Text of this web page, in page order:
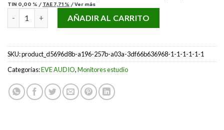
TIN 0,00 % / TAE 7,71 % /Ver más
EVE AUDIO SC305 cantidadAÑADIR AL CARRITO
SKU:product_d5696d8b-a196-257b-a03a-3df66b636968-1-1-1-1-1-1
Categorías:EVE AUDIO,Monitores estudio